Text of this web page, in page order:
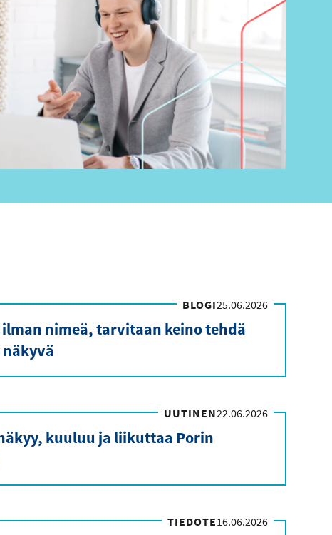
BLOGI25.06.2026
nimeä, tarvitaan keino tehdä
UUTINEN22.06.2026
kuuluu ja liikuttaa Porin
TIEDOTE16.06.2026